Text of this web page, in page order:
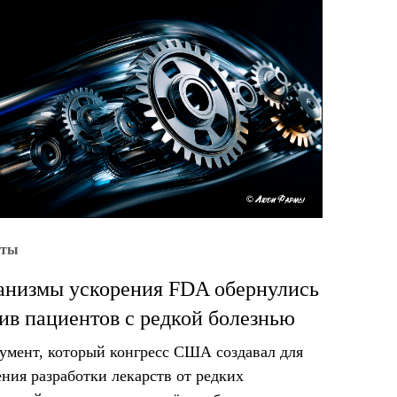
ускорения FDA обернулись
пациентов с редкой болезнью
который конгресс США создавал для
разработки лекарств от редких